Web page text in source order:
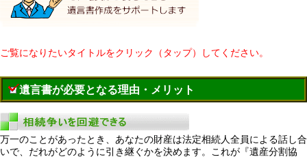
ご覧になりたいタイトルをクリック（タップ）してください。
遺言書が必要となる理由・メリット
万一のことがあったとき、あなたの財産は法定相続人全員による話し合
いで、だれがどのように引き継ぐかを決めます。これが『遺産分割協